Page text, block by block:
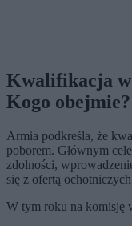
Kwalifikacja
Kogo obejmie?
Armia podkreśla, że
poborem. Głównym
zdolności,
się z ofertą
W tym roku na komisję